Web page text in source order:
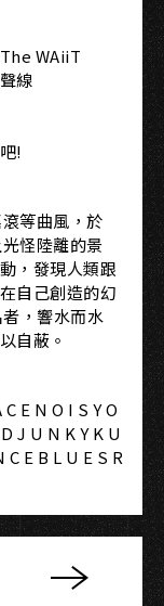
WAiiT
線
!
等曲風，於
怪陸離的景
，發現人類跟
自己創造的幻
，響水而水
自蔽。
E N O I S Y O
J U N K Y K U
C E B L U E S R